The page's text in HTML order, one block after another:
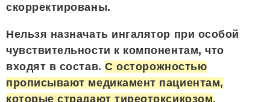
скорректированы.
Нельзя назначать ингалятор при особой
чувствительности к компонентам, что
входят в состав.С осторожностью
прописывают медикамент пациентам,
которые страдают тиреотоксикозом.